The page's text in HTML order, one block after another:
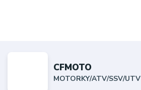
CFMOTO
MOTORKY/ATV/SSV/UTV